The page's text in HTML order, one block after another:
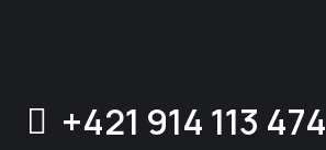
+421 914 113 474